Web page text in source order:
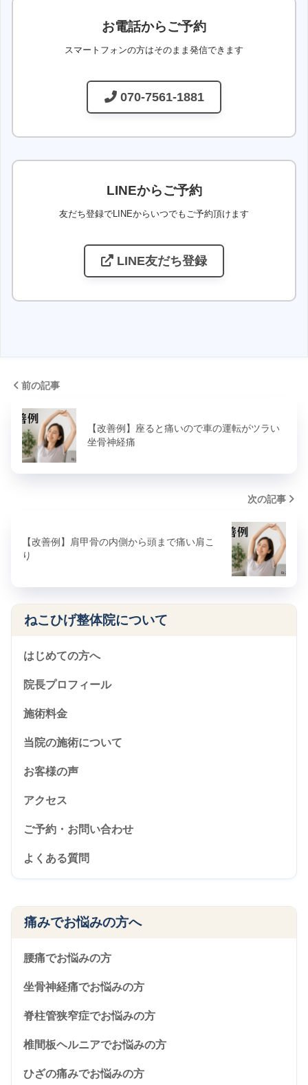
お電話からご予約
スマートフォンの方はそのまま発信できます
070-7561-1881
LINEからご予約
友だち登録でLINEからいつでもご予約頂けます
LINE友だち登録
前の記事
【改善例】座ると痛いので車の運転がツラい
坐骨神経痛
次の記事
【改善例】肩甲骨の内側から頭まで痛い肩こ
り
ねこひげ整体院について
はじめての方へ
院長プロフィール
施術料金
当院の施術について
お客様の声
アクセス
ご予約・お問い合わせ
よくある質問
痛みでお悩みの方へ
腰痛でお悩みの方
坐骨神経痛でお悩みの方
脊柱管狭窄症でお悩みの方
椎間板ヘルニアでお悩みの方
ひざの痛みでお悩みの方